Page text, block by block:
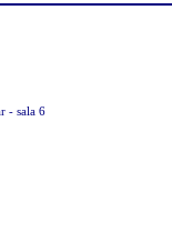
- sala 6